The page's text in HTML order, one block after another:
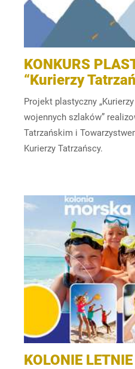
KONKURS
“Kurierzy
Projekt plastyczny
wojennych szlaków”
Tatrzańskim i
Kurierzy Tatrzańscy.
KOLONIE